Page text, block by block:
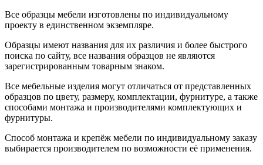
Все образцы мебели изготовлены по индивидуальному
проекту в единственном экземпляре.
Образцы имеют названия для их различия и более быстрого
поиска по сайту, все названия образцов не являются
зарегистрированным товарным знаком.
Все мебельные изделия могут отличаться от представленных
образцов по цвету, размеру, комплектации, фурнитуре, а также
способами монтажа и производителями комплектующих и
фурнитуры.
Способ монтажа и крепёж мебели по индивидуальному заказу
выбирается производителем по возможности её применения.